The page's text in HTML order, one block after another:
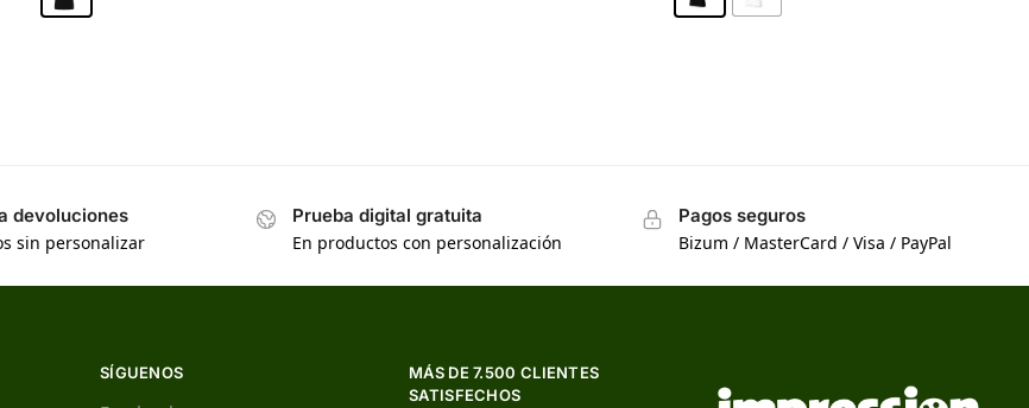
devoluciones
sin personalizar
Prueba digital gratuita
En productos con personalización
Pagos seguros
Bizum / MasterCard / Visa / PayPal
SÍGUENOS
MÁS DE 7.500 CLIENTES
SATISFECHOS